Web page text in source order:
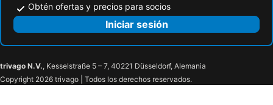
Obtén ofertas y precios para socios
Iniciar sesión
trivago N.V., Kesselstraße 5 – 7, 40221 Düsseldorf, Alemania
Copyright 2026 trivago | Todos los derechos reservados.